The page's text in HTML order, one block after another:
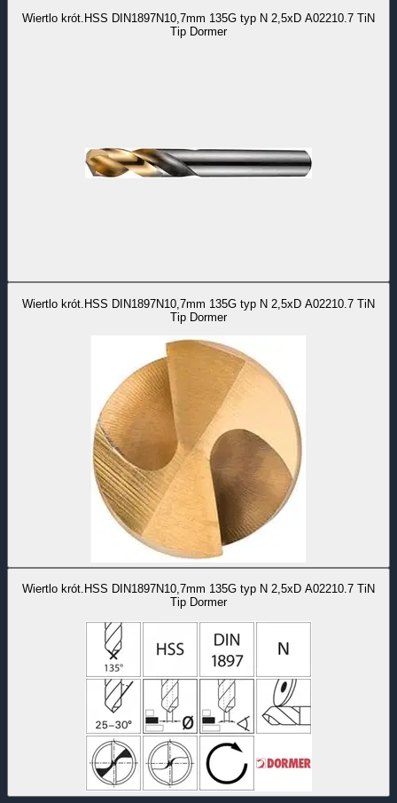
Wiertlo krót.HSS DIN1897N10,7mm 135G typ N 2,5xD A02210.7 TiN
Tip Dormer
Wiertlo krót.HSS DIN1897N10,7mm 135G typ N 2,5xD A02210.7 TiN
Tip Dormer
Wiertlo krót.HSS DIN1897N10,7mm 135G typ N 2,5xD A02210.7 TiN
Tip Dormer